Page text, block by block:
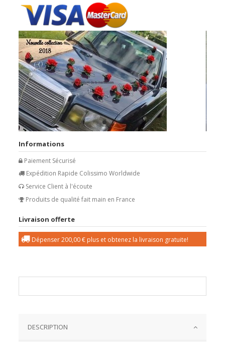
Informations
Paiement Sécurisé
Expédition Rapide Colissimo Worldwide
Service Client à l'écoute
Produits de qualité fait main en France
Livraison offerte
Dépenser200,00 € plus et obtenez la livraison gratuite!
DESCRIPTION